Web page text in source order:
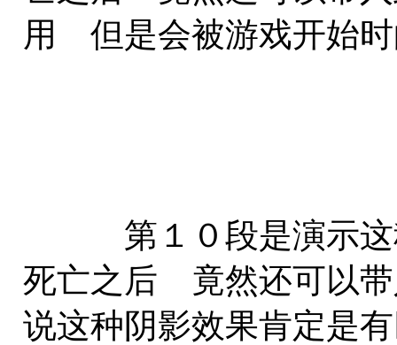
用 但是会被游戏开始
第１０段是演示这
死亡之后 竟然还可以
说这种阴影效果肯定是